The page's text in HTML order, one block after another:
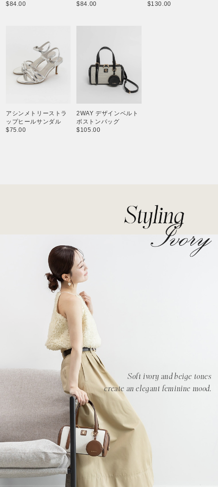
$‌84.00 $‌84.00 $‌130.00
アシンメトリーストラ
ップヒールサンダル
$‌75.00
2WAY デザインベルト
ボストンバッグ
$‌105.00
Soft ivory and beige tones
create an elegant feminine mood.